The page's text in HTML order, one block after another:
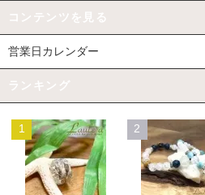
コンテンツを見る
営業日カレンダー
ランキング
1 2